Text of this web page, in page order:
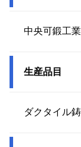
中央可鍛工業
生産品目
ダクタイル